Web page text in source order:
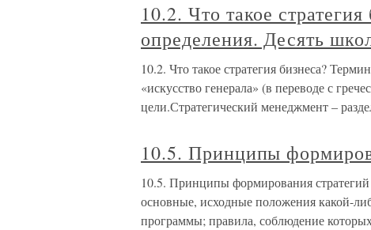
10.2. Что такое
определения. Десять
10.2. Что такое стратегия бизнеса?
«искусство генерала» (в переводе с
цели.Стратегический менеджмент –
10.5. Принципы
10.5. Принципы формирования
основные, исходные положения какой-
программы; правила, соблюдение